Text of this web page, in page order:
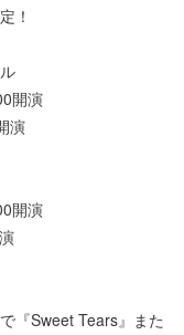
！
開演
演
開演
『Sweet Tears』また